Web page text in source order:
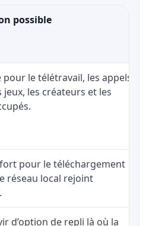
possible
pour le télétravail, les appels
jeux, les créateurs et les
pour le téléchargement
réseau local rejoint
d’option de repli là où la